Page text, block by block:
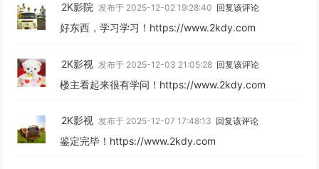
2K影院 发布于 2025-12-02 19:28:40 回复该评论
好东西，学习学习！https://www.2kdy.com
2K影视 发布于 2025-12-03 21:05:28 回复该评论
楼主看起来很有学问！https://www.2kdy.com
2K影视 发布于 2025-12-07 17:48:13 回复该评论
鉴定完毕！https://www.2kdy.com